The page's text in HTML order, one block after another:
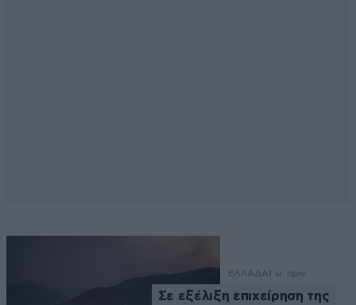
ΕΛΛΑΔΑ 1 ω. πριν
Σε εξέλιξη επιχείρηση της